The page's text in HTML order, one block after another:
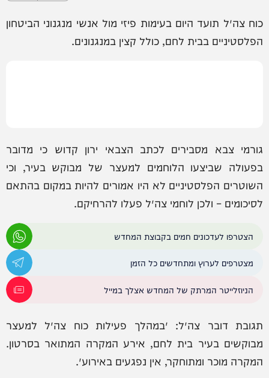
כוח צה״ל תועד היום בעימות פיזי מול אנשי מנגנוני הביטחון
הפלסטיניים בבית לחם, כולל קצין במנגנונים.
גורמי צבא מסבירים לכתב הצבאי ירון קדוש כי מדובר
בפעולה שביצעו הלוחמים למעצר של מבוקש בעיר, וכי
השוטרים הפלסטיניים לא היו אמורים להיות במקום בהתאם
לסיכומים – ולכן לוחמי צה״ל פעלו להרחיקם.
הצטרפו לעדכונים חמים בקבוצת המחדש
מצטרפים לערוץ ומתחדשים כל הזמן
הניוזלייטר המרתק של המחדש אצלך במייל
תגובת דובר צה״ל: ״במהלך פעילות כוח צה״ל למעצר
מבוקשים בעיר בית לחם, אירע המקרה המתואר בסרטון.
המקרה מוכר ומתוחקר, אין נפגעים באירוע״.